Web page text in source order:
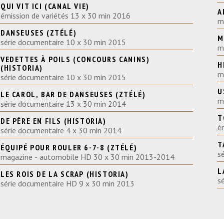
QUI VIT ICI (CANAL VIE)
émission de variétés 13 x 30 min 2016
DANSEUSES (ZTÉLÉ)
série documentaire 10 x 30 min 2015
VEDETTES À POILS (CONCOURS CANINS)
(HISTORIA)
série documentaire 10 x 30 min 2015
LE CAROL, BAR DE DANSEUSES (ZTÉLÉ)
série documentaire 13 x 30 min 2014
DE PÈRE EN FILS (HISTORIA)
série documentaire 4 x 30 min 2014
ÉQUIPÉ POUR ROULER 6-7-8 (ZTÉLÉ)
magazine - automobile HD 30 x 30 min 2013-2014
LES ROIS DE LA SCRAP (HISTORIA)
série documentaire HD 9 x 30 min 2013